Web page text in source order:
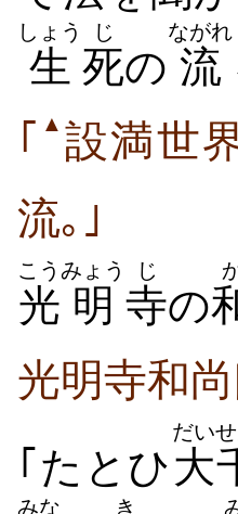
生
しょう
死
じ
の 流
ながれ
｢ ▲ 設満世
流｡｣
光
こう
明
みょう
寺
じ
の
光明寺和尚
｢たとひ大
だい
みな き